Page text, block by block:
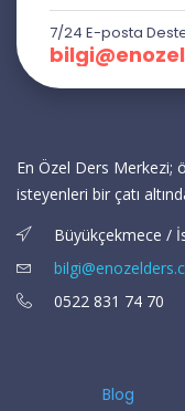
7/24 E-posta
En Özel Ders Merkezi;
isteyenleri bir çatı
Büyükçekmece /
0522 831 74 70
Blog